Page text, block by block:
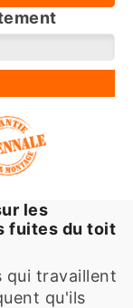
les
fuites du toit
qui travaillent
qu'ils